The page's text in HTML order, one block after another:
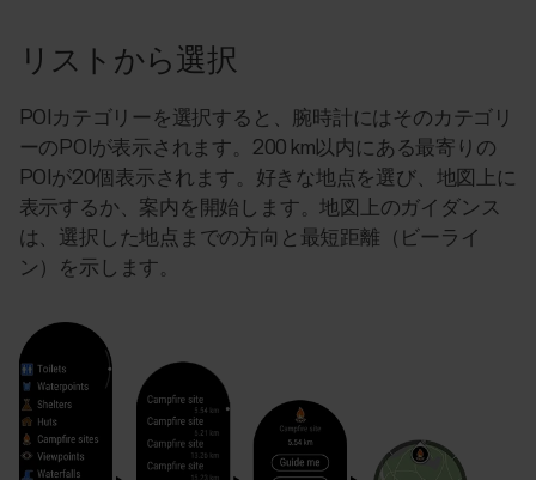
リストから選択
POIカテゴリーを選択すると、腕時計にはそのカテゴリ
ーのPOIが表示されます。200 km以内にある最寄りの
POIが20個表示されます。好きな地点を選び、地図上に
表示するか、案内を開始します。地図上のガイダンス
は、選択した地点までの方向と最短距離（ビーライ
ン）を示します。